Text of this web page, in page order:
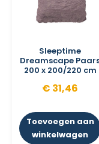
Sleeptime
Dreamscape
200 x 200/220 cm
€ 31,46
Toevoegen aan
winkelwagen